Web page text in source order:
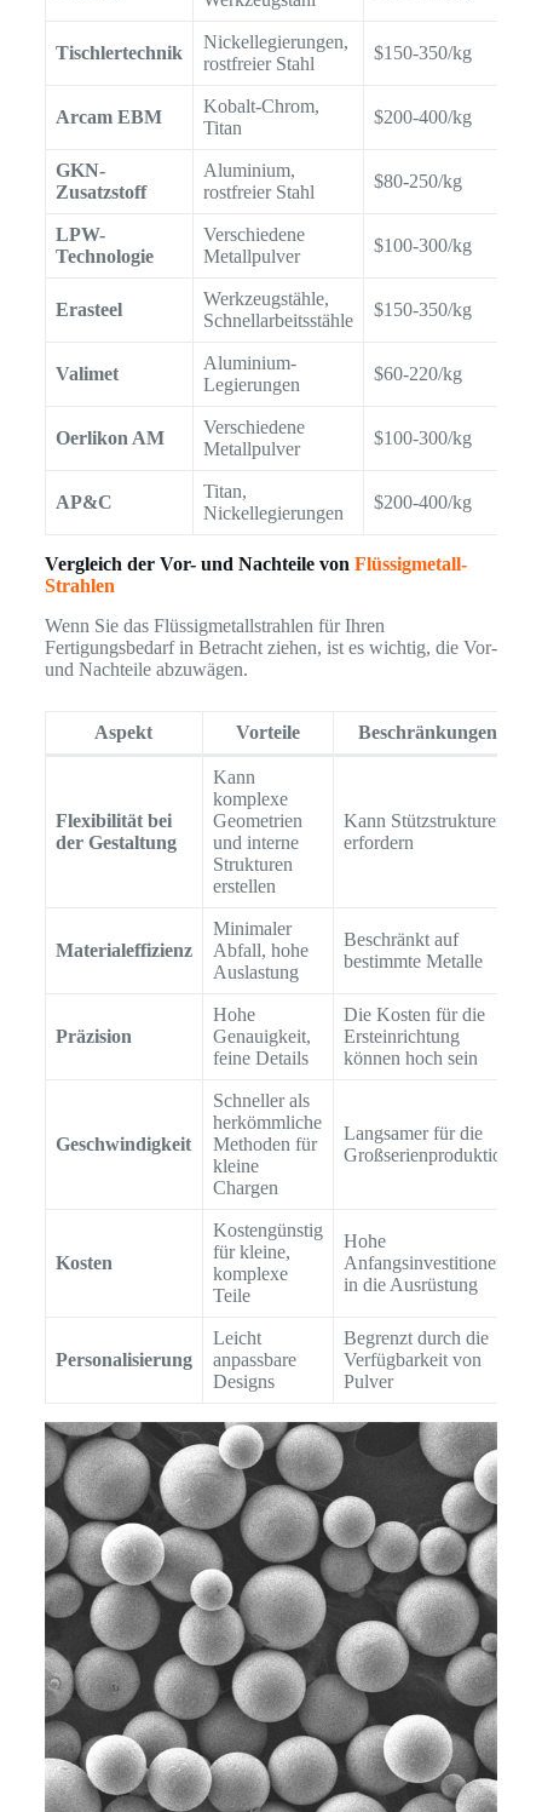
Tischlertechnik
Nickellegierungen,
rostfreier Stahl
$150-350/kg
Arcam EBM
Kobalt-Chrom,
Titan
$200-400/kg
GKN-
Zusatzstoff
Aluminium,
rostfreier Stahl
$80-250/kg
LPW-
Technologie
Verschiedene
Metallpulver
$100-300/kg
Erasteel
Werkzeugstähle,
Schnellarbeitsstähle
$150-350/kg
Valimet
Aluminium-
Legierungen
$60-220/kg
Oerlikon AM
Verschiedene
Metallpulver
$100-300/kg
AP&C
Titan,
Nickellegierungen
$200-400/kg
Vergleich der Vor- und Nachteile von Flüssigmetall-
Strahlen
Wenn Sie das Flüssigmetallstrahlen für Ihren
Fertigungsbedarf in Betracht ziehen, ist es wichtig, die Vor-
und Nachteile abzuwägen.
Aspekt Vorteile Beschränkungen
Flexibilität bei
der Gestaltung
Kann
komplexe
Geometrien
und interne
Strukturen
erstellen
Kann Stützstrukturen
erfordern
Materialeffizienz
Minimaler
Abfall, hohe
Auslastung
Beschränkt auf
bestimmte Metalle
Präzision
Hohe
Genauigkeit,
feine Details
Die Kosten für die
Ersteinrichtung
können hoch sein
Geschwindigkeit
Schneller als
herkömmliche
Methoden für
kleine
Chargen
Langsamer für die
Großserienproduktion
Kosten
Kostengünstig
für kleine,
komplexe
Teile
Hohe
Anfangsinvestitionen
in die Ausrüstung
Personalisierung
Leicht
anpassbare
Designs
Begrenzt durch die
Verfügbarkeit von
Pulver